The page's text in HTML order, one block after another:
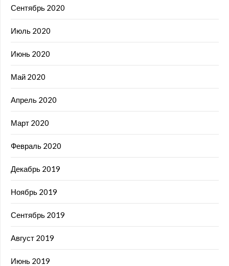
Сентябрь 2020
Июль 2020
Июнь 2020
Май 2020
Апрель 2020
Март 2020
Февраль 2020
Декабрь 2019
Ноябрь 2019
Сентябрь 2019
Август 2019
Июнь 2019